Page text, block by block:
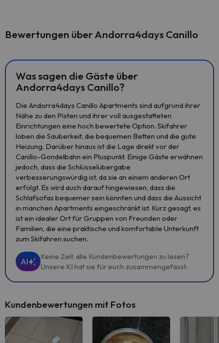
Bewertungen über Andorra4days Canillo
Was sagen die Gäste über
Andorra4days Canillo?
Die Andorra4days Canillo Apartments sind aufgrund ihrer
Nähe zu den Pisten und ihrer voll ausgestatteten
Einrichtungen eine hoch bewertete Option. Skifahrer
loben die Sauberkeit, die bequemen Betten und die gute
Heizung. Darüber hinaus ist die Lage direkt vor der
Canillo-Gondelbahn ein Pluspunkt. Einige Gäste erwähnen
jedoch, dass die Schlüsselübergabe
verbesserungswürdig ist, da sie an einem anderen Ort
erfolgt. Es wird auch darauf hingewiesen, dass die
Schlafsofas bequemer sein könnten und dass die Aussicht
in manchen Apartments eingeschränkt ist. Kurz gesagt, es
ist ein idealer Ort für Gruppen von Freunden oder
Familien, die eine praktische und komfortable Unterkunft
zum Skifahren suchen.
AI
Keine Zeit, alle Kundenbewertungen zu lesen?
Unsere KI hat sie für euch zusammengefasst:
Kundenbewertungen mit Fotos